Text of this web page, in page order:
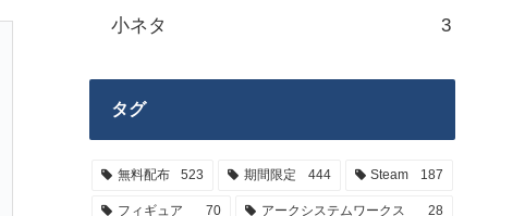
小ネタ 3
タグ
無料配布 523 期間限定 444 Steam 187
フィギュア 70 アークシステムワークス 28